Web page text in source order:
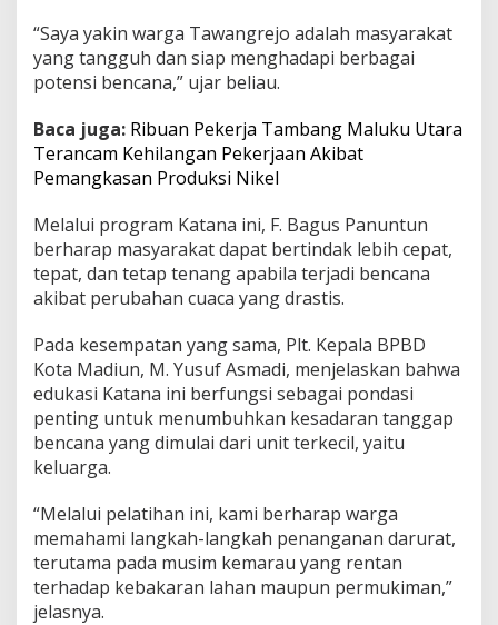
u
“Saya yakin warga Tawangrejo adalah masyarakat
yang tangguh dan siap menghadapi berbagai
potensi bencana,” ujar beliau.
Baca juga: Ribuan Pekerja Tambang Maluku Utara
Terancam Kehilangan Pekerjaan Akibat
Pemangkasan Produksi Nikel
Melalui program Katana ini, F. Bagus Panuntun
berharap masyarakat dapat bertindak lebih cepat,
tepat, dan tetap tenang apabila terjadi bencana
akibat perubahan cuaca yang drastis.
Pada kesempatan yang sama, Plt. Kepala BPBD
Kota Madiun, M. Yusuf Asmadi, menjelaskan bahwa
edukasi Katana ini berfungsi sebagai pondasi
penting untuk menumbuhkan kesadaran tanggap
bencana yang dimulai dari unit terkecil, yaitu
keluarga.
“Melalui pelatihan ini, kami berharap warga
memahami langkah-langkah penanganan darurat,
terutama pada musim kemarau yang rentan
terhadap kebakaran lahan maupun permukiman,”
jelasnya.